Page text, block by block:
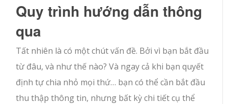
Quy trình hướng dẫn thông
qua
Tất nhiên là có một chút vấn đề. Bởi vì bạn bắt đầu
từ đâu, và như thế nào? Và ngay cả khi bạn quyết
định tự chia nhỏ mọi thứ… bạn có thể cần bắt đầu
thu thập thông tin, nhưng bất kỳ chi tiết cụ thể